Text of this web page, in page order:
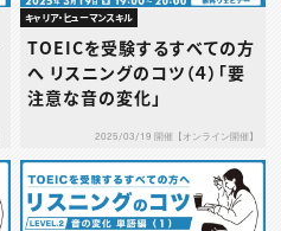
キャリア・ヒューマンスキル
TOEICを受験するすべての方
へ リスニングのコツ（４）「要
注意な音の変化」
2025/03/19 開催【オンライン開催】